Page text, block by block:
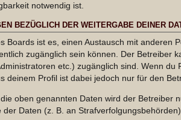
notwendig ist.
BEZÜGLICH DER WEITERGABE DEINER
Boards ist es, einen Austausch mit anderen
zugänglich sein können. Der Betreiber
etc.) zugänglich sind. Wenn
deinem Profil ist dabei jedoch nur für den
oben genannten Daten wird der Betreiber
der Daten (z. B. an